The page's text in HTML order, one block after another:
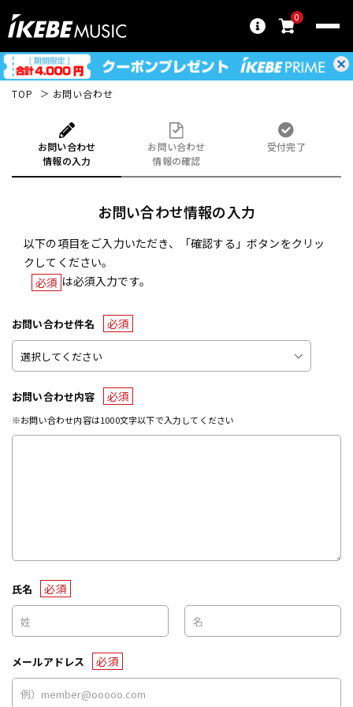
0
TOP お問い合わせ
お問い合わせ
情報の入力
お問い合わせ
情報の確認
受付完了
お問い合わせ情報の入力
以下の項目をご入力いただき、「確認する」ボタンをクリッ
クしてください。
必須 は必須入力です。
お問い合わせ件名 必須
お問い合わせ内容 必須
※お問い合わせ内容は1000文字以下で入力してください
氏名 必須
メールアドレス 必須